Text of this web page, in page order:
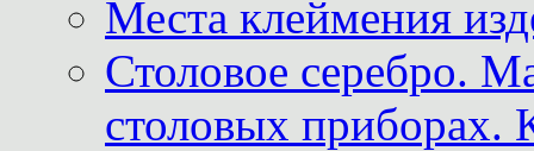
Места клеймения
Столовое серебро.
столовых приборах.